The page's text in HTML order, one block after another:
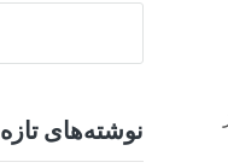
نوشته‌های تازه